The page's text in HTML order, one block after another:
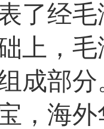
了经
上，
成部
，海